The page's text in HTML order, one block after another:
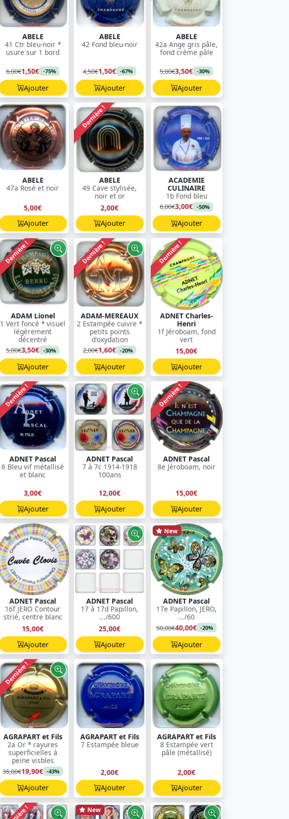
ABELE
41 Ctr bleu-noir *
usure sur 1 bord
6,00€1,50€ -75%
Ajouter
ABELE
42 Fond bleu-noir
4,50€1,50€ -67%
Ajouter
ABELE
42a Ange gris pâle,
fond crème pâle
5,00€3,50€ -30%
Ajouter
ABELE
47a Rosé et noir
5,00€
Ajouter
Dernière !
ABELE
49 Cave stylisée,
noir et or
2,00€
Ajouter
ACADEMIE
CULINAIRE
1b Fond bleu
6,00€3,00€ -50%
Ajouter
Dernière !
ADAM Lionel
1 Vert foncé * visuel
légèrement
décentré
5,00€3,50€ -30%
Ajouter
Dernière !
ADAM-MEREAUX
2 Estampée cuivre *
petits points
d'oxydation
2,00€1,60€ -20%
Ajouter
Dernière !
ADNET Charles-
Henri
1f Jéroboam, fond
vert
15,00€
Ajouter
Dernière !
ADNET Pascal
6 Bleu vif métallisé
et blanc
3,00€
Ajouter
ADNET Pascal
7 à 7c 1914-1918
100ans
12,00€
Ajouter
Dernière !
ADNET Pascal
8e Jéroboam, noir
15,00€
Ajouter
ADNET Pascal
16f JERO Contour
strié, centre blanc
15,00€
Ajouter
ADNET Pascal
17 à 17d Papillon,
.../600
25,00€
Ajouter
New
ADNET Pascal
17e Papillon, JERO,
.../60
50,00€40,00€ -20%
Ajouter
Dernière !
AGRAPART et Fils
2a Or * rayures
superficielles à
peine visbles
35,00€19,90€ -43%
Ajouter
AGRAPART et Fils
7 Estampée bleue
2,00€
Ajouter
AGRAPART et Fils
8 Estampée vert
pâle (métallisé)
2,00€
Ajouter
New